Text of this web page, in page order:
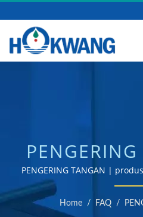
PRODUSEN
TANGAN
PENGERING TANGAN |
dispenser sabun
Home / FAQ /